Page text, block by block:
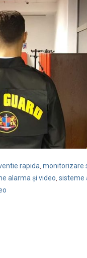
rapida, monitorizare
alarma și video, sisteme